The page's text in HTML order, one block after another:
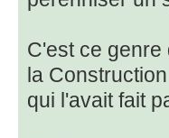
C'est ce genre
la
qui l'avait fait